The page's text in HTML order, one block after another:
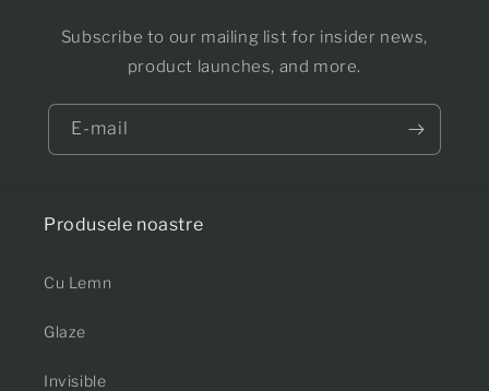
Subscribe to our mailing list for insider news,
product launches, and more.
E-mail
Produsele noastre
Cu Lemn
Glaze
Invisible